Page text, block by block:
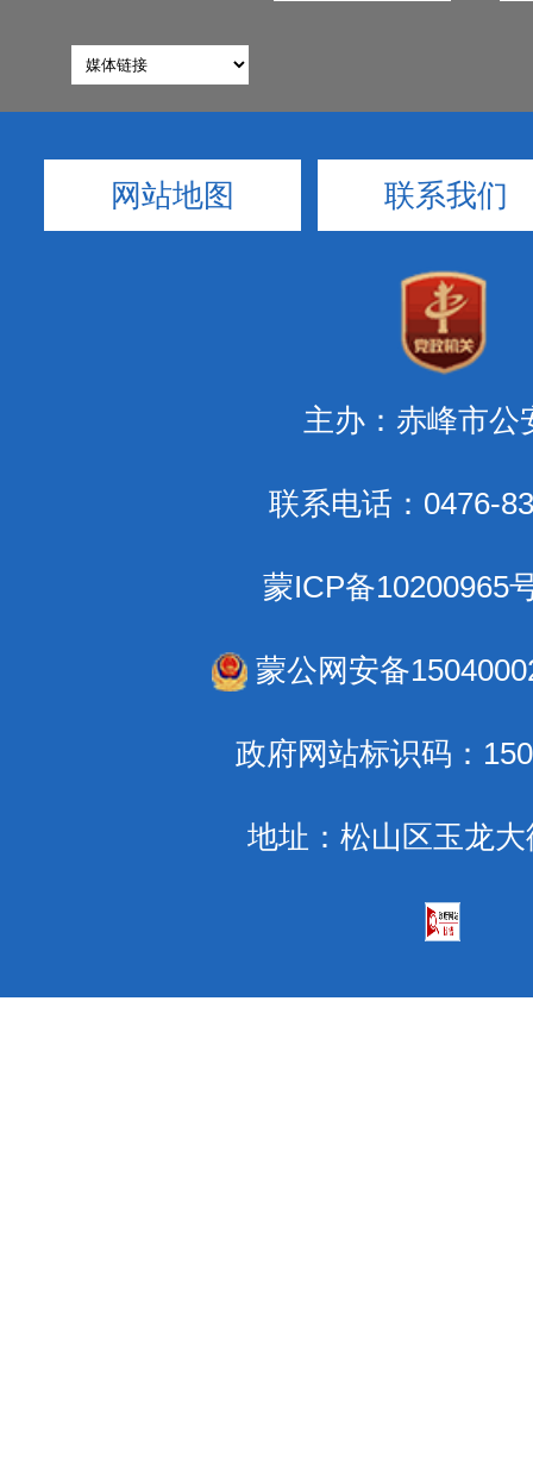
网站地图 联系我们
主办：赤峰市公
联系电话：0476-
蒙ICP备10200965
蒙公网安备
政府网站标识码：
地址：松山区玉龙